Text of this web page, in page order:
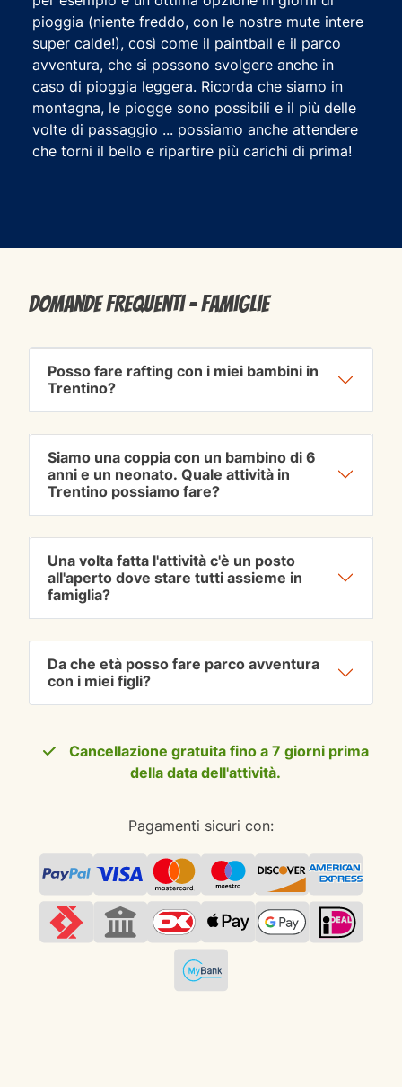
pioggia (niente freddo, con le nostre mute intere
super calde!), così come il paintball e il parco
avventura, che si possono svolgere anche in
caso di pioggia leggera. Ricorda che siamo in
montagna, le piogge sono possibili e il più delle
volte di passaggio ... possiamo anche attendere
che torni il bello e ripartire più carichi di prima!
Domande frequenti - Famiglie
Posso fare rafting con i miei bambini in
Trentino?
Siamo una coppia con un bambino di 6
anni e un neonato. Quale attività in
Trentino possiamo fare?
Una volta fatta l'attività c'è un posto
all'aperto dove stare tutti assieme in
famiglia?
Da che età posso fare parco avventura
con i miei figli?
Cancellazione gratuita fino a 7 giorni prima
della data dell'attività.
Pagamenti sicuri con: